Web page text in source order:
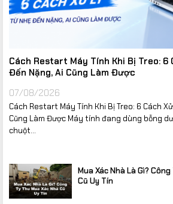
Cách Restart Máy Tính Khi Bị Treo: 6
Đến Nặng, Ai Cũng Làm Được
07/08/2026
Cách Restart Máy Tính Khi Bị Treo: 6 Cách
Cũng Làm Được Máy tính đang dùng bỗng
chuột...
Mua Xác Nhà Là Gì?
Cũ Uy Tín